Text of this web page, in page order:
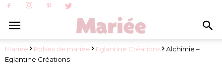
Mariée Robes de mariée Eglantine Créations
Alchimie –
Eglantine Créations